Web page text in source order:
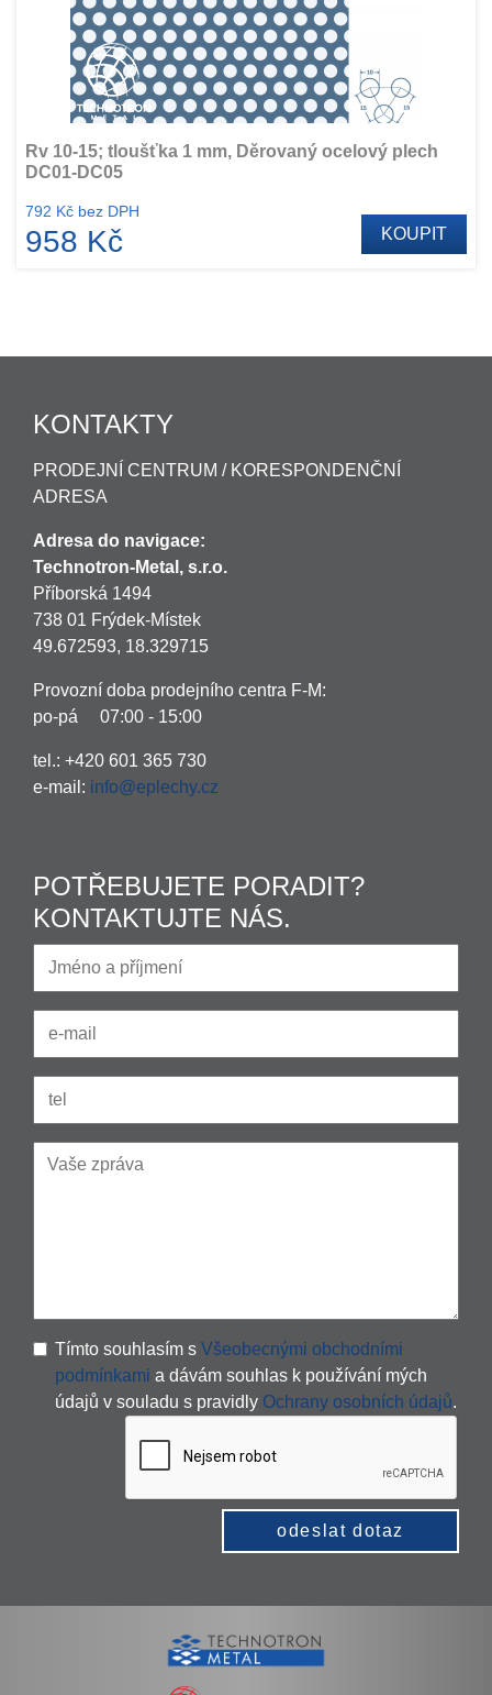
Rv 10-15; tloušťka 1 mm, Děrovaný ocelový plech
DC01-DC05
792 Kč bez DPH
958 Kč KOUPIT
KONTAKTY
PRODEJNÍ CENTRUM / KORESPONDENČNÍ
ADRESA
Adresa do navigace:
Technotron-Metal, s.r.o.
Příborská 1494
738 01 Frýdek-Místek
49.672593, 18.329715
Provozní doba prodejního centra F-M:
po-pá 07:00 - 15:00
tel.: +420 601 365 730
e-mail: info@eplechy.cz
POTŘEBUJETE PORADIT?
KONTAKTUJTE NÁS.
Tímto souhlasím s Všeobecnými obchodními
podmínkami a dávám souhlas k používání mých
údajů v souladu s pravidly Ochrany osobních údajů.
odeslat dotaz